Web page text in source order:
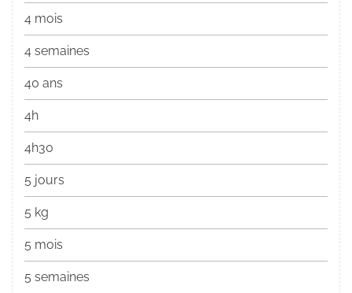
4 mois
4 semaines
40 ans
4h
4h30
5 jours
5 kg
5 mois
5 semaines